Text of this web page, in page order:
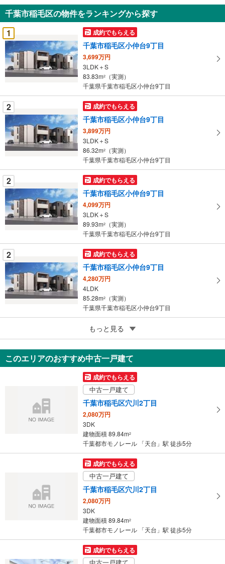
知
を
受
け
取
る
・
件
を
マ
イ
ペ
ー
に
保
存
す
る
千葉市稲毛区の物件をランキングから探す
1
成約でもらえる
千葉市稲毛区小仲台9丁目
3,699万円
3LDK＋S
83.83m2
（実測）
千葉県千葉市稲毛区小仲台9丁目
2 成約でもらえる
千葉市稲毛区小仲台9丁目
3,899万円
3LDK＋S
86.32m2
（実測）
千葉県千葉市稲毛区小仲台9丁目
2 成約でもらえる
千葉市稲毛区小仲台9丁目
4,099万円
3LDK＋S
89.93m2
（実測）
千葉県千葉市稲毛区小仲台9丁目
2 成約でもらえる
千葉市稲毛区小仲台9丁目
4,280万円
4LDK
85.28m2
（実測）
千葉県千葉市稲毛区小仲台9丁目
成約でもらえる
千葉市稲毛区稲毛2丁目
5,990万円
4LDK
104.11m2（登記）
千葉県千葉市稲毛区稲毛2丁目
もっと見る
このエリアのおすすめ中古一戸建て
成約でもらえる
中古一戸建て
千葉市稲毛区穴川2丁目
2,080万円
3DK
建物面積 89.84m2
千葉都市モノレール 「天台」駅 徒歩5分
成約でもらえる
中古一戸建て
千葉市稲毛区穴川2丁目
2,080万円
3DK
建物面積 89.84m2
千葉都市モノレール 「天台」駅 徒歩5分
成約でもらえる